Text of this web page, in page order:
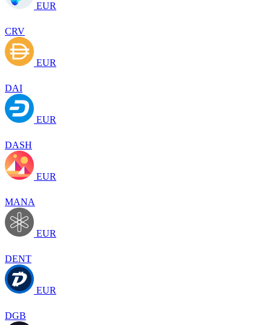
EUR
CRV
EUR
DAI
EUR
DASH
EUR
MANA
EUR
DENT
EUR
DGB